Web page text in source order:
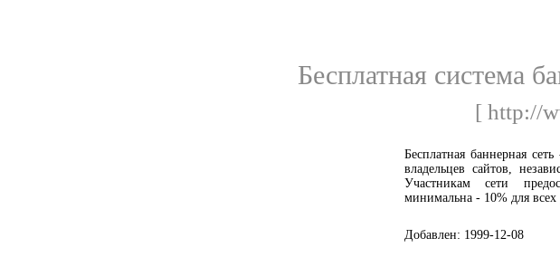
Бесплатная система
[ http://
Бесплатная баннерная
владельцев сайтов,
Участникам сети
минимальна - 10% для всех
Добавлен: 1999-12-08